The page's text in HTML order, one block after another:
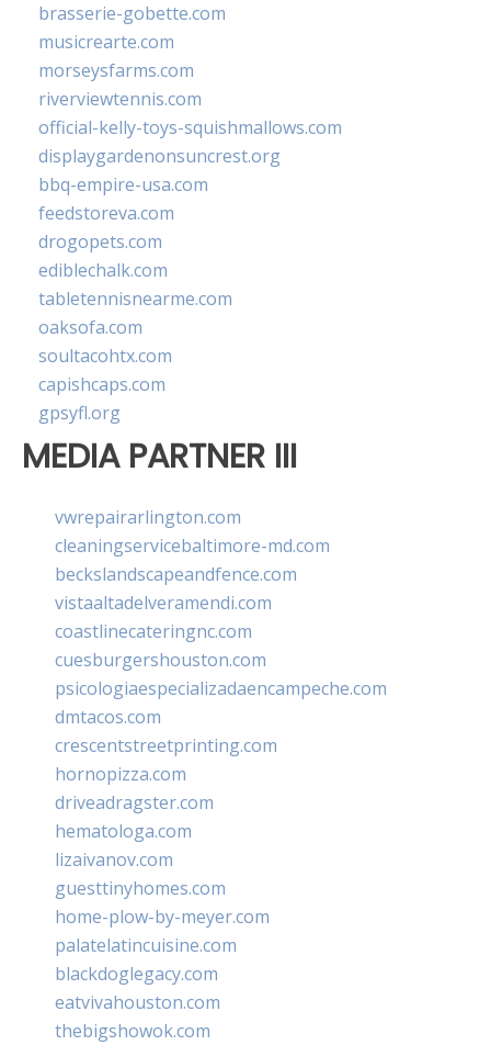
brasserie-gobette.com
musicrearte.com
morseysfarms.com
riverviewtennis.com
official-kelly-toys-squishmallows.com
displaygardenonsuncrest.org
bbq-empire-usa.com
feedstoreva.com
drogopets.com
ediblechalk.com
tabletennisnearme.com
oaksofa.com
soultacohtx.com
capishcaps.com
gpsyfl.org
MEDIA PARTNER III
vwrepairarlington.com
cleaningservicebaltimore-md.com
beckslandscapeandfence.com
vistaaltadelveramendi.com
coastlinecateringnc.com
cuesburgershouston.com
psicologiaespecializadaencampeche.com
dmtacos.com
crescentstreetprinting.com
hornopizza.com
driveadragster.com
hematologa.com
lizaivanov.com
guesttinyhomes.com
home-plow-by-meyer.com
palatelatincuisine.com
blackdoglegacy.com
eatvivahouston.com
thebigshowok.com